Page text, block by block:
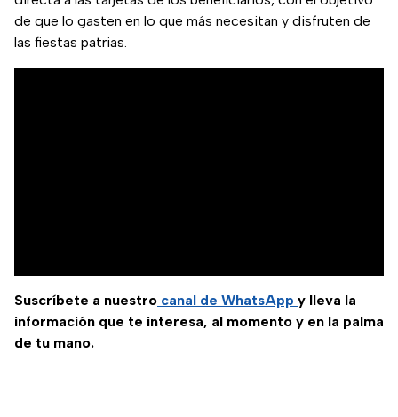
de que lo gasten en lo que más necesitan y disfruten de
las fiestas patrias.
Suscríbete a nuestro canal de WhatsApp y lleva la
información que te interesa, al momento y en la palma
de tu mano.